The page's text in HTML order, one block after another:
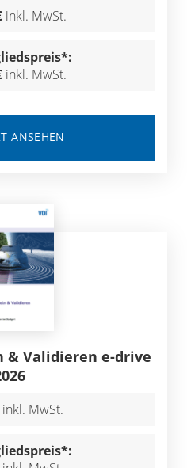
inkl. MwSt.
inkl. MwSt.
ANSEHEN
& Validieren e-drive
inkl. MwSt.